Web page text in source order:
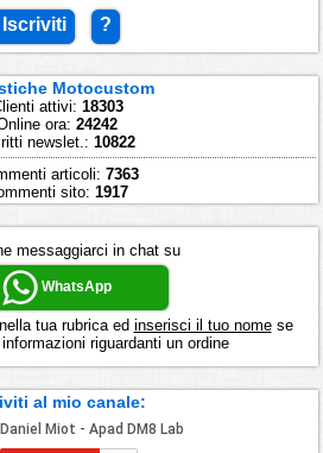
Iscriviti ?
Motocustom
attivi: 18303
ora: 24242
newslet.: 10822
articoli: 7363
sito: 1917
messaggiarci in chat su
WhatsApp
tua rubrica ed inserisci il tuo nomese
riguardanti un ordine
al mio canale: